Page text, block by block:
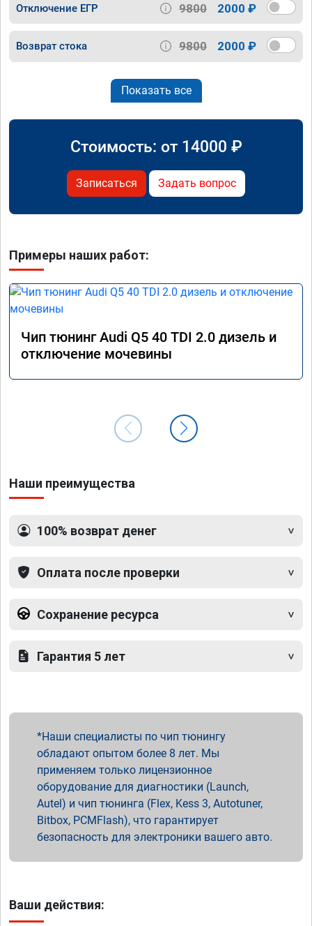
Отключение ЕГР 9800 2000 ₽
Возврат стока 9800 2000 ₽
Показать все
Стоимость: от 14000 ₽
Записаться Задать вопрос
Примеры наших работ:
Чип тюнинг Audi Q5 40 TDI 2.0 дизель и
отключение мочевины
Наши преимущества
100% возврат денег
Оплата после проверки
Сохранение ресурса
Гарантия 5 лет
Наши специалисты по чип тюнингу
обладают опытом более 8 лет. Мы
применяем только лицензионное
оборудование для диагностики (Launch,
Autel) и чип тюнинга (Flex, Kess 3, Autotuner,
Bitbox, PCMFlash), что гарантирует
безопасность для электроники вашего авто.
Ваши действия: